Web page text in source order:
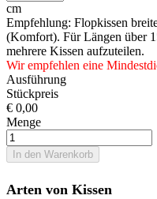
cm
Empfehlung: Flopkissen
(Komfort). Für Längen über
mehrere Kissen aufzuteilen.
Wir empfehlen eine
Ausführung
Stückpreis
€ 0,00
Menge
In den Warenkorb
Arten von Kissen